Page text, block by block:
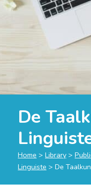
De
Home > Library >
Linguiste > De